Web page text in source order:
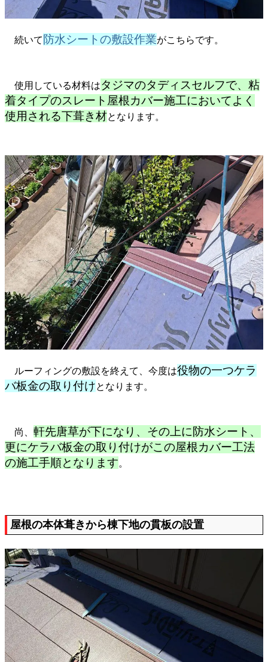
続いて防水シートの敷設作業がこちらです。
使用している材料はタジマのタディスセルフで、粘
着タイプのスレート屋根カバー施工においてよく
使用される下葺き材となります。
ルーフィングの敷設を終えて、今度は役物の一つケラ
バ板金の取り付けとなります。
尚、 軒先唐草が下になり、その上に防水シート、
更にケラバ板金の取り付けがこの屋根カバー工法
の施工手順となります。
屋根の本体葺きから棟下地の貫板の設置